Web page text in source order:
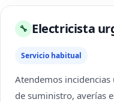
🔧 Electricista
Servicio habitual
Atendemos
de suministro, averías